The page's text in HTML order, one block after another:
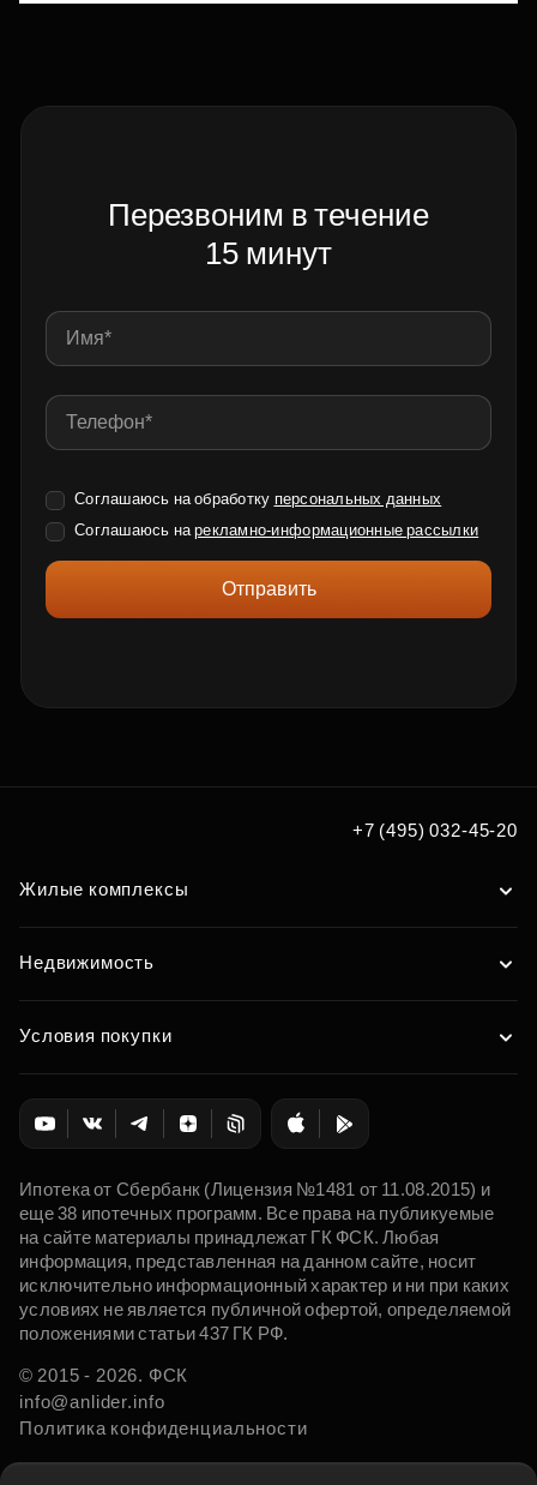
Перезвоним в течение
15 минут
Соглашаюсь на обработку персональных данных
Соглашаюсь нарекламно-информационные рассылки
Отправить
+7 (495) 032-45-20
Жилые комплексы
Недвижимость
Условия покупки
Ипотека от Сбербанк (Лицензия №1481 от 11.08.2015) и
еще 38 ипотечных программ. Все права на публикуемые
на сайте материалы принадлежат ГК ФСК. Любая
информация, представленная на данном сайте, носит
исключительно информационный характер и ни при каких
условиях не является публичной офертой, определяемой
положениями статьи 437 ГК РФ.
© 2015 - 2026. ФСК
info@anlider.info
Политика конфиденциальности